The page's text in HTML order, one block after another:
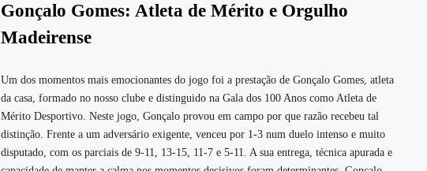
Gonçalo Gomes: Atleta de Mérito e Orgulho
Madeirense
Um dos momentos mais emocionantes do jogo foi a prestação de Gonçalo Gomes, atleta
da casa, formado no nosso clube e distinguido na Gala dos 100 Anos como Atleta de
Mérito Desportivo. Neste jogo, Gonçalo provou em campo por que razão recebeu tal
distinção. Frente a um adversário exigente, venceu por 1-3 num duelo intenso e muito
disputado, com os parciais de 9-11, 13-15, 11-7 e 5-11. A sua entrega, técnica apurada e